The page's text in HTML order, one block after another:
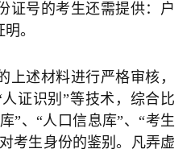
证号的考生还需提供：户
。
上述材料进行严格审核，
证识别”等技术，综合比
”、“人口信息库”、“考生
考生身份的鉴别。凡弄虚